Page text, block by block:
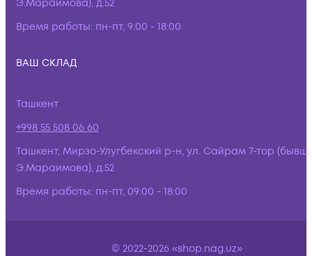
Э.Мараимова), д.52
Время работы: пн-пт, 9:00 - 18:00
ВАШ СКЛАД
Ташкент
+998 55 508 06 60
Ташкент, Мирзо-Улугбекский р-н, ул. Сайрам 7-тор (бывш.
Э.Мараимова), д.52
Время работы: пн-пт, 09:00 - 18:00
© 2022-2026 «shop.nag.uz»